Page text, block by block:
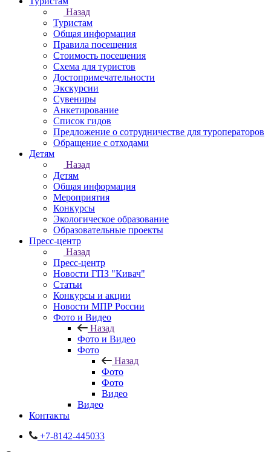
Назад
Туристам
Общая информация
Правила посещения
Стоимость посещения
Схема для туристов
Достопримечательности
Экскурсии
Сувениры
Анкетирование
Список гидов
Предложение о сотрудничестве для туроператоров
Обращение с отходами
Детям
Назад
Детям
Общая информация
Мероприятия
Конкурсы
Экологическое образование
Образовательные проекты
Пресс-центр
Назад
Пресс-центр
Новости ГПЗ "Кивач"
Статьи
Конкурсы и акции
Новости МПР России
Фото и Видео
Назад
Фото и Видео
Фото
Назад
Фото
Фото
Видео
Видео
Контакты
+7-8142-445033